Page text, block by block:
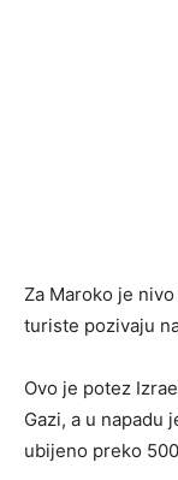
Za Maroko je
turiste pozivaju
Ovo je potez
Gazi, a u napadu
ubijeno preko